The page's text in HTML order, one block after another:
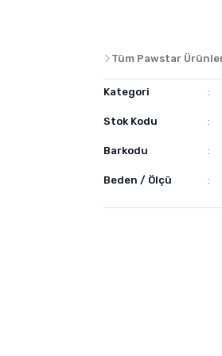
Tüm Pawstar
Kategori
Stok Kodu
Barkodu
Beden / Ölçü